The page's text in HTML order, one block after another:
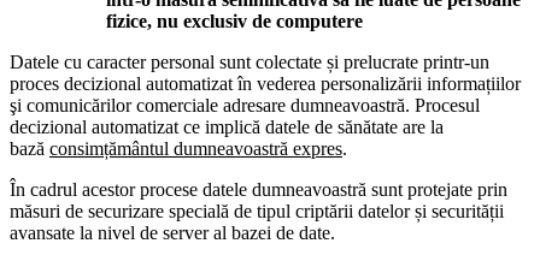
fizice, nu exclusiv de computere
Datele cu caracter personal sunt colectate și prelucrate printr-un
proces decizional automatizat în vederea personalizării informațiilor
şi comunicărilor comerciale adresare dumneavoastră. Procesul
decizional automatizat ce implică datele de sănătate are la
bază consimțământul dumneavoastră expres.
În cadrul acestor procese datele dumneavoastră sunt protejate prin
măsuri de securizare specială de tipul criptării datelor și securității
avansate la nivel de server al bazei de date.